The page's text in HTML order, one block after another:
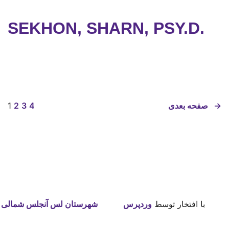
SEKHON, SHARN, PSY.D.
1 2 3 4 صفحه بعدی →
شهرستان لس آنجلس شمالی با افتخار توسطوردپرس